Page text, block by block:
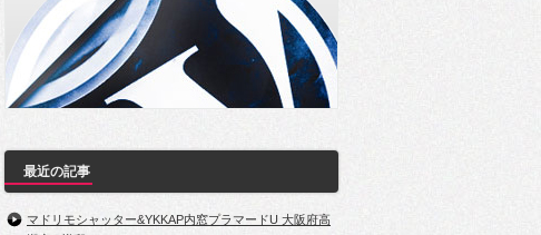
最近の記事
マドリモシャッター&YKKAP内窓プラマードU 大阪府高